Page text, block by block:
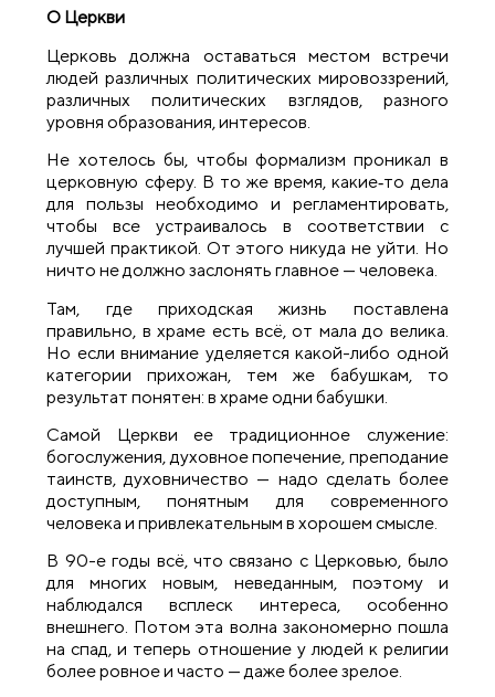
О Церкви
Церковь должна оставаться местом встречи
людей различных политических мировоззрений,
различных политических взглядов, разного
уровня образования, интересов.
Не хотелось бы, чтобы формализм проникал в
церковную сферу. В то же время, какие‑то дела
для пользы необходимо и регламентировать,
чтобы все устраивалось в соответствии с
лучшей практикой. От этого никуда не уйти. Но
ничто не должно заслонять главное — человека.
Там, где приходская жизнь поставлена
правильно, в храме есть всё, от мала до велика.
Но если внимание уделяется какой-либо одной
категории прихожан, тем же бабушкам, то
результат понятен: в храме одни бабушки.
Самой Церкви ее традиционное служение:
богослужения, духовное попечение, преподание
таинств, духовничество — надо сделать более
доступным, понятным для современного
человека и привлекательным в хорошем смысле.
В 90-е годы всё, что связано с Церковью, было
для многих новым, неведанным, поэтому и
наблюдался всплеск интереса, особенно
внешнего. Потом эта волна закономерно пошла
на спад, и теперь отношение у людей к религии
более ровное и часто — даже более зрелое.